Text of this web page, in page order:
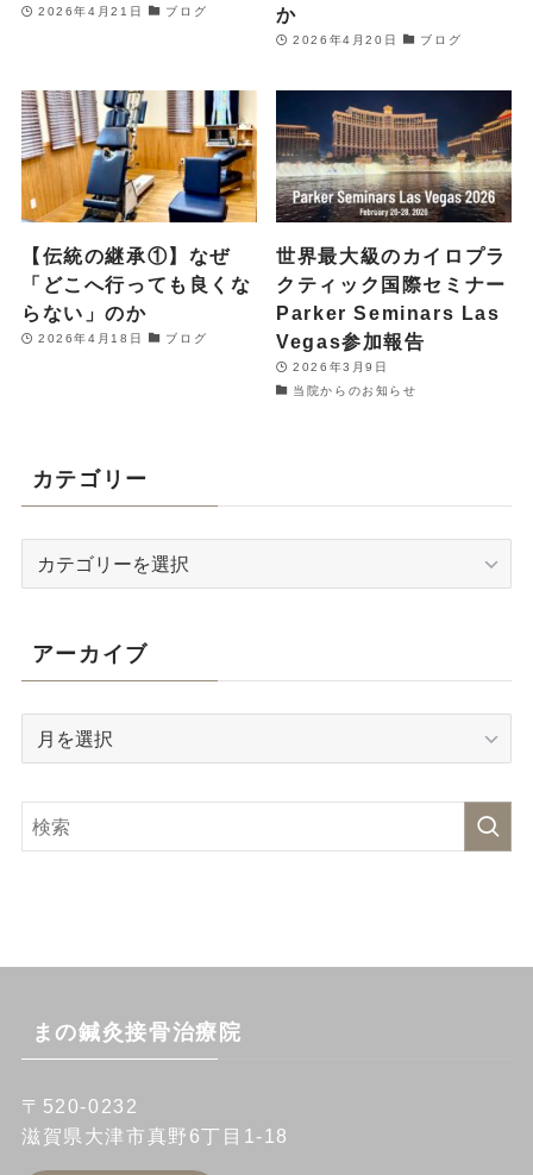
2026年4月21日 ブログ
か
2026年4月20日 ブログ
【伝統の継承①】なぜ
「どこへ行っても良くな
らない」のか
2026年4月18日 ブログ
世界最大級のカイロプラ
クティック国際セミナー
Parker Seminars Las
Vegas参加報告
2026年3月9日
当院からのお知らせ
カテゴリー
ー
アーカイブ
イ
まの鍼灸接骨治療院
〒520-0232
滋賀県大津市真野6丁目1-18